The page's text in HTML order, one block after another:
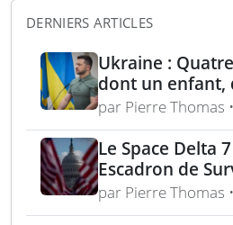
DERNIERS ARTICLES
Ukraine :
dont un enfant,
attaque russe
balistique sur
raffineries
l’Ukraine
par Pierre Thomas
Le Space Delta
Escadron de
nouvelle ère du
spatiales
par Pierre Thomas